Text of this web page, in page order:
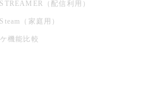
（配信利用）
（家庭用）
機能比較